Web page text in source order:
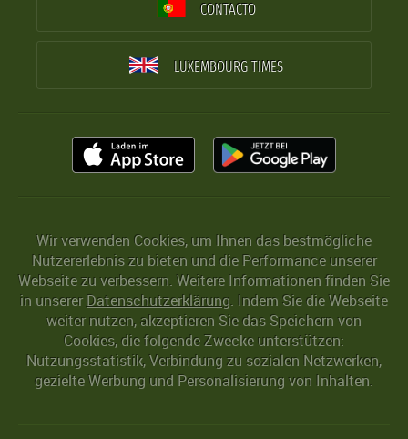
CONTACTO
LUXEMBOURG TIMES
Wir verwenden Cookies, um Ihnen das bestmögliche
Nutzererlebnis zu bieten und die Performance unserer
Webseite zu verbessern. Weitere Informationen finden Sie
in unserer Datenschutzerklärung. Indem Sie die Webseite
weiter nutzen, akzeptieren Sie das Speichern von
Cookies, die folgende Zwecke unterstützen:
Nutzungsstatistik, Verbindung zu sozialen Netzwerken,
gezielte Werbung und Personalisierung von Inhalten.